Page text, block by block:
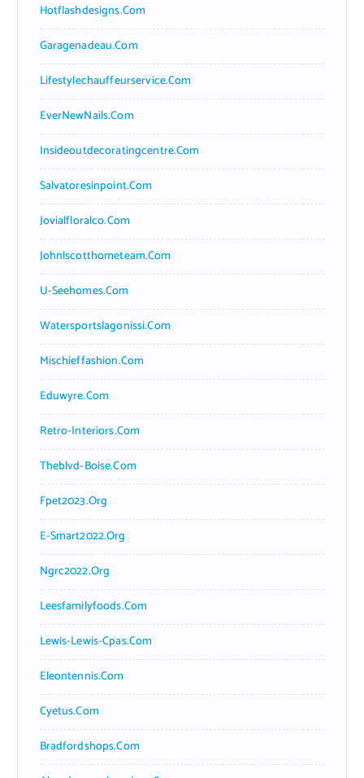
Hotflashdesigns.com
Garagenadeau.com
Lifestylechauffeurservice.com
EverNewNails.com
Insideoutdecoratingcentre.com
Salvatoresinpoint.com
Jovialfloralco.com
Johnlscotthometeam.com
U-Seehomes.com
Watersportslagonissi.com
Mischieffashion.com
Eduwyre.com
Retro-Interiors.com
Theblvd-Boise.com
Fpet2023.org
E-Smart2022.org
Ngrc2022.org
Leesfamilyfoods.com
Lewis-Lewis-Cpas.com
Eleontennis.com
Cyetus.com
Bradfordshops.com